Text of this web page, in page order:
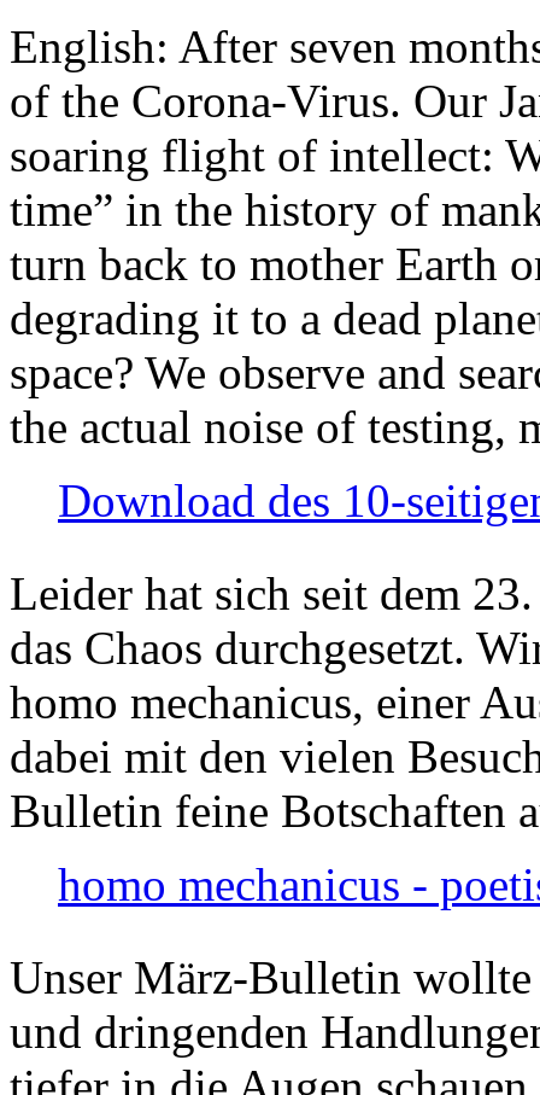
English: After seven
of the Corona-Virus. Our
soaring flight of intellect:
time” in the history of
turn back to mother Earth
degrading it to a dead
space? We observe and
the actual noise of testing,
Download des 10-
Leider hat sich seit dem
das Chaos durchgesetzt.
homo mechanicus, einer
dabei mit den vielen
Bulletin feine Botschaften
homo mechanicus -
Unser März-Bulletin
und dringenden